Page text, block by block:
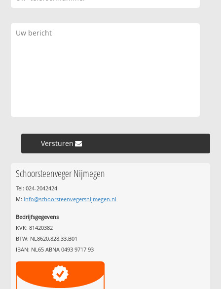
Versturen »
Schoorsteenveger Nijmegen
Tel: 024-2042424
M: info@schoorsteenvegersnijmegen.nl
Bedrijfsgegevens
KVK: 81420382
BTW: NL8620.828.33.B01
IBAN: NL65 ABNA 0493 9717 93